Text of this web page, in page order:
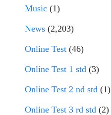
Music (1)
News (2,203)
Online Test (46)
Online Test 1 std (3)
Online Test 2 nd std (1)
Online Test 3 rd std (2)